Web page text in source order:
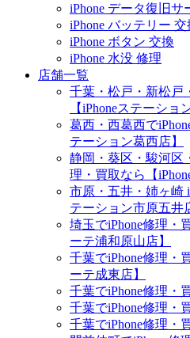
iPhone データ復旧サ
iPhone バッテリー 交
iPhone ボタン 交換
iPhone 水没 修理
店舗一覧
千葉・松戸・新松戸
【iPhoneステーショ
葛西・西葛西で
テーション葛西店】
静岡・葵区・駿河区
理・買取なら【
市原・五井・姉ヶ崎
テーション市原五井
埼玉でiPhone修理・
ーテ浦和原山店】
千葉でiPhone修理・
ーテ成東店】
千葉でiPhone修理・
千葉でiPhone修理・
千葉でiPhone修理・